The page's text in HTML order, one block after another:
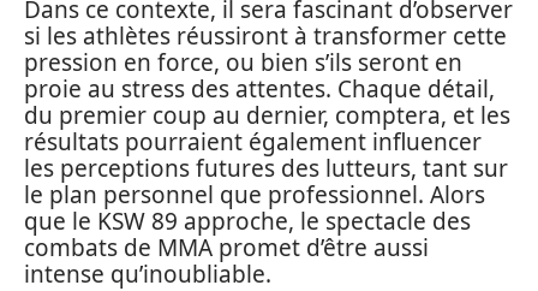
Dans ce contexte, il sera fascinant d’observer
si les athlètes réussiront à transformer cette
pression en force, ou bien s’ils seront en
proie au stress des attentes. Chaque détail,
du premier coup au dernier, comptera, et les
résultats pourraient également influencer
les perceptions futures des lutteurs, tant sur
le plan personnel que professionnel. Alors
que le KSW 89 approche, le spectacle des
combats de MMA promet d’être aussi
intense qu’inoubliable.